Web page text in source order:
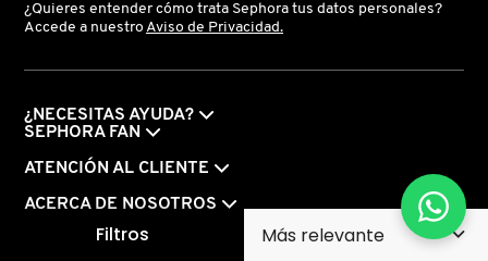
Filtros
¿Quieres entender cómo trata Sephora tus datos personales?
Accede a nuestro Aviso de Privacidad.
¿NECESITAS AYUDA?
SEPHORA FAN
ATENCIÓN AL CLIENTE
ACERCA DE NOSOTROS